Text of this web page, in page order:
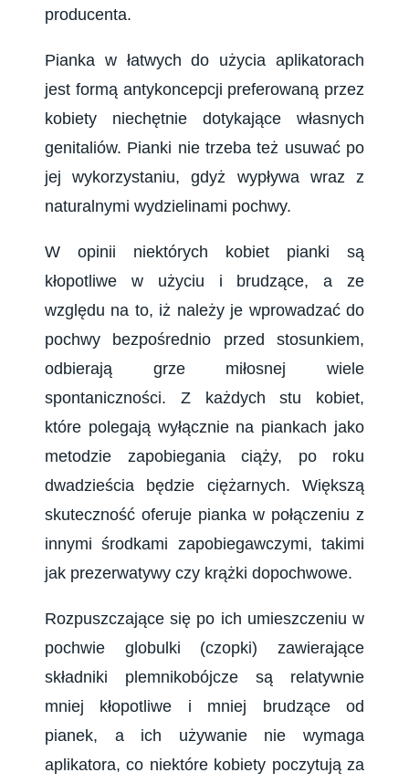
producenta.
Pianka w łatwych do użycia aplikatorach
jest formą antykoncepcji preferowaną przez
kobiety niechętnie dotykające własnych
genitaliów. Pianki nie trzeba też usuwać po
jej wykorzystaniu, gdyż wypływa wraz z
naturalnymi wydzielinami pochwy.
W opinii niektórych kobiet pianki są
kłopotliwe w użyciu i brudzące, a ze
względu na to, iż należy je wprowadzać do
pochwy bezpośrednio przed stosunkiem,
odbierają grze miłosnej wiele
spontaniczności. Z każdych stu kobiet,
które polegają wyłącznie na piankach jako
metodzie zapobiegania ciąży, po roku
dwadzieścia będzie ciężarnych. Większą
skuteczność oferuje pianka w połączeniu z
innymi środkami zapobiegawczymi, takimi
jak prezerwatywy czy krążki dopochwowe.
Rozpuszczające się po ich umieszczeniu w
pochwie globulki (czopki) zawierające
składniki plemnikobójcze są relatywnie
mniej kłopotliwe i mniej brudzące od
pianek, a ich używanie nie wymaga
aplikatora, co niektóre kobiety poczytują za